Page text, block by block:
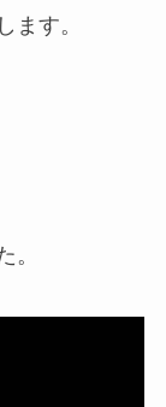
ます。
。